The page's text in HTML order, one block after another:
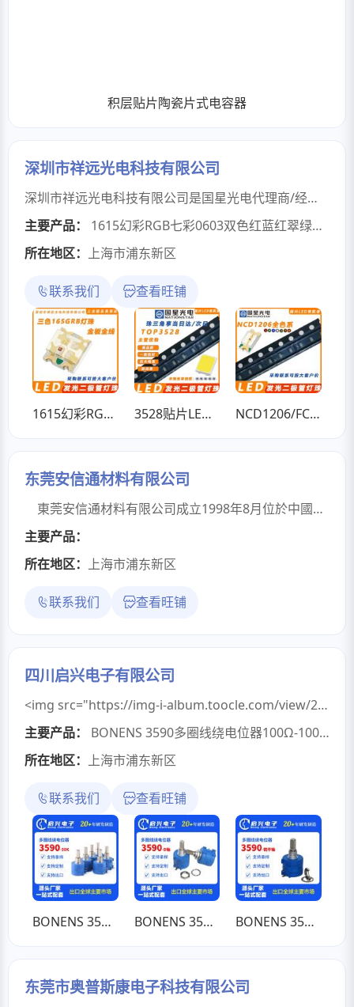
积层贴片陶瓷片式电容器
深圳市祥远光电科技有限公司
深圳市祥远光电科技有限公司是国星光电代理商/经销商，经营国星光电CHIPLED器件产品珠及光耦两种元器件销售，其中CHIPLED封装型号可见光指示类LED：0603/1603,0402/1005,0805/2012,1206/3515,1615三色rgb，2835和3528小功率(3V.0.2W跟3V.0.5w)； 国星光电创立于1969年，广东省属国有独资重点企业广晟控股集团的控股上市公司，国星光电是国内第一家以LED为主业首发上市的企业，也是最早生产LED的企业之一,经过57年的改革发展，国星光电在全球LED封装行业占据重要地位国星光电LED多次获得国内LED知名品牌、封装企业品牌、中国LED企业国际竞争力TOP10、LED上市企业公司等荣耀称号；公司全面推行国际质量体系和环境体系，通过了ISO9001、ISO14001、TS16949、OHSAS18001 ISO/IEC 17025、计量体系六大体系认证。 核心服务优势： 1）免费样品支持 2）专业技术支持 3）现货充足，快速交付 “祥远光电”长期专注于LED供应与服务。我司依托国星光电原厂资源和自身专研LED行业十余年的丰富经验，为客户提供正品保障、专业选型建议及灵活的采购方案，无论是产品咨询、样品申请还是批量采购。 “祥远光电”专注于小功率贴片LED：0603、0402、0805、1206白光/单色光。 我司实力雄厚，可以为大型生产企业、通信企业、军工企业、以及中小企业提供稳定的货源、我们始终坚信“品质、服务、专注和专业”的经营理念，始终以zui实慧的价格，优良的品质、zui好的服务来回馈客户，同时感谢各界同仁对我们的信任和支持！祝愿深圳市祥远光电科技有限公司与您携手共创美好明天！
主要产品：
1615幻彩RGB七彩0603双色红蓝红翠绿红白led贴片灯珠
所在地区： 上海市浦东新区
联系我们 查看旺铺
1615幻彩RGB七彩0603双色红蓝红翠绿红白led贴片灯珠 3528贴片LED灯珠0.2w /0.5w，3V白光6500k/3000k/4000k NCD1206/FC-3215高亮发光二极管贴片LED灯珠
东莞安信通材料有限公司
東莞安信通材料有限公司成立1998年8月位於中國製造業名城東莞.是一家纺织物、非紡織物（湿法、干法、植物纤维、化学纤维）、PTFE防水透氣膜原材料研、產、銷一體化公司，可應客人需求定制研發。本公司并一級代理、銷售BFN不織布（調音紙）、防塵调音網紗、碳纤维无纺布、超薄无纺布、耐高温无纺布、PTFE防水透氣膜等一些進口电声原材料，可專門為客定制特殊需求材料，本司所銷售產品有完善物性表、規格書、環保報告，可供使用者充分瞭解該產品之细部信息。
主要产品：
所在地区： 上海市浦东新区
联系我们 查看旺铺
四川启兴电子有限公司
<img src="https://img-i-album.toocle.com/view/2026/07/06/e6/6a4b57ed028e6.png" style="max-width:100%;"/>四川启兴电子有限公司企业介绍四川启兴电子有限公司坐落于成都市温江区海峡两岸科技产业开发园区，始创于2005年，是一家集自主研发、智能制造、国内外销售于一体的专精特新式源头生产企业，深耕电位器与功率电阻元器件制造二十余年，专注精密可调元器件国产化研发与量产，产品广泛配套医疗、工控、通信、轨道交通、仪器仪表等多领域，是国内电子元器件行业具备全链条自研自产能力的高新技术制造厂商。一、企业综合实力与资质荣誉历经二十余年稳健发展，启兴电子持续夯实科研与生产硬实力，先后斩获多项权威企业资质：2023年顺利通过高新技术企业认定，2024年获评四川省专精特新中小企业，2025年入选科技型中小企业名录；企业全产品线严格遵循ISO9001国际质量管理体系标准生产，从原料入厂到成品出库全流程标准化管控。在技术知识产权建设层面，公司深耕产品结构与工艺创新，累计拥有各项专利83项、注册商标3项、软件著作权1项，依托自主知识产权搭建技术壁垒，实现陶瓷电阻体、精密绕线结构等核心配件自研自产，优化产品品质与生产成本。公司现有完善的人才梯队，技术研发团队深耕行业十余年，可精准对接常规量产与非标定制双重需求。二、主营产品全品类布局公司核心产品线分为电位器、功率电阻、配套元器件三大板块，覆盖10大系列、上千款常规规格，常备现货库存，同时承接ODM/OEM非标定制。玻璃釉预调电位器：主力量产3323、3329、3266、3362等市面通用经典型号，依托自研玻璃釉烧结工艺，阻值精度稳定、温漂小，适配电源板、仪器校准、家电电路板的微调元件使用场景；精密线绕电位器：覆盖单圈、多圈两大品类，采用精密合金电阻丝绕制，耐磨寿命长、线性表现优异，适配电力保护、铁道信号、常规工控设备；除此之外同步量产碳膜电位器、导电塑料电位器，碳膜款性价比突出，适配民用数码、小家电，导电塑料产品机械损耗低，多用于自动化传感器、工业自控设备；功率电阻系列：主打RX20、RX24、RXLG系列线绕电阻、铝壳功率电阻、可调功率电阻，耐大电流、散热表现良好，适配变频器、大功率电源、工业机电负载场景；配套配件：自主配套生产EMI电源滤波器、电位器专用旋钮、波段开关等辅件，实现元器件一站式配齐采购，降低客户多供应商对接成本。三、智能制造生产配套与产能优势作为源头实体工厂，启兴自建陶瓷电阻体全自主生产线，引进高温聚合炉、全自动阻值测试仪、老化测试设备、自动化绕线机等全套精密生产检测装备，打通从陶瓷基体烧制、浆料烧结、元器件组装、成品全项检测的全闭环生产链路，核心原料自主可控。依托自动化产线布局，企业规模化量产能力充足，日产能可达百万只以上，常规标准型号常备现货，下单可快速安排发货；全生产环节设置多道巡检工序，成品经过阻值、寿命、温变、密封性全项检测，严控出厂不良率，产品品质可适配民用至工业级多场景使用标准。四、市场服务与定制能力公司采用“国内深耕 + 全球外贸”双向市场布局，历经十余年外贸深耕，产品远销全球150余个国家与地区，海外市场覆盖东南亚、欧美等多地；国内合作客户遍布全国，深度配套通信安防、医疗电子、邮电通信、电力工控、仪器仪表、工业自控等行业终端厂商。定制化是启兴核心服务优势，依托自有研发与开模能力，可根据客户图纸、参数需求定制特殊阻值、外形尺寸、安装规格的非标元器件，从方案对接、样品打样到批量量产高效落地，24小时响应技术咨询，高效解决客户特殊配套难题，多年来为上万家电工设备企业提供定制化元器件解决方案。五、发展理念与未来愿景自创立以来，启兴电子恪守“科技创新、精益求精、顾客满意”的质量方针，立足精密元器件国产替代行业发展趋势，以技术迭代驱动产品升级。未来企业将持续加大新品研发投入，扩充特种耐高温、高精密元器件产线，不断优化自动化生产工艺，持续完善国内外渠道布局，以源头工厂的品质与性价比优势，助力国内高端装备产业链国产化发展，打造国内精密电位器与功率电阻优质制造品牌。<img src="https://img-i-album.toocle.com/view/2026/07/06/54/6a4b566d9b854.jpg"/>
主要产品：
BONENS 3590多圈线绕电位器100Ω-100KΩ圆轴铣平轴旋钮
所在地区： 上海市浦东新区
联系我们 查看旺铺
BONENS 3590多圈线绕电位器100Ω-100KΩ圆轴铣平轴旋钮 BONENS 3590多圈线绕电位器100Ω-100KΩ圆轴旋钮电位器 BONENS 3590多圈线绕电位器100Ω-100KΩ铣平轴旋钮电位器
东莞市奥普斯康电子科技有限公司